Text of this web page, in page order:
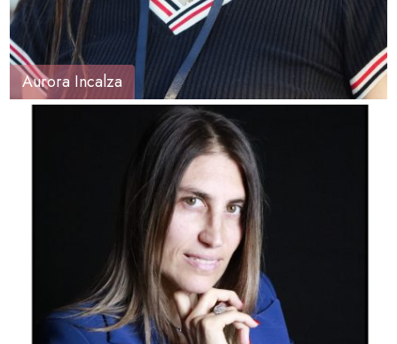
Aurora Incalza